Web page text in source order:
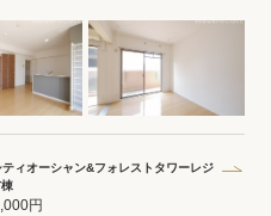
ティオーシャン&フォレストタワーレジ
円